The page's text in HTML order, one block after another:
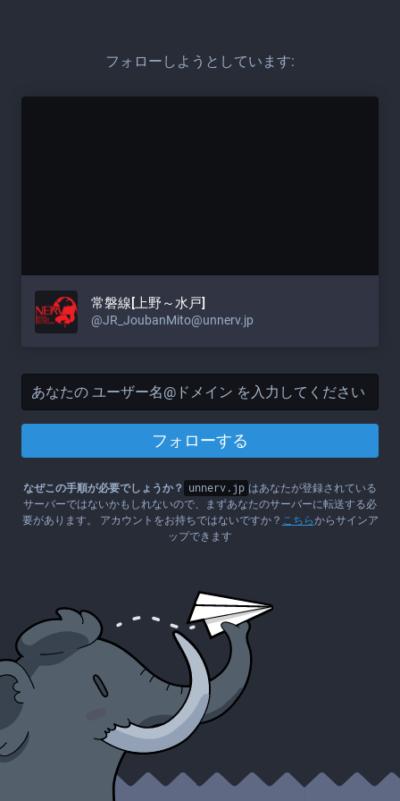
フォローしようとしています:
常磐線[上野～水戸]
@JR_JoubanMito@unnerv.jp
フォローする
なぜこの手順が必要でしょうか？ unnerv.jp はあなたが登録されている
サーバーではないかもしれないので、まずあなたのサーバーに転送する必
要があります。 アカウントをお持ちではないですか？ こちらからサインア
ップできます